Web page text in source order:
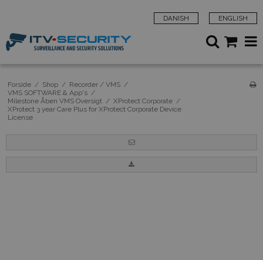
DANISH ENGLISH
Forside / Shop / Recorder / VMS /
VMS SOFTWARE & App's /
Milestone Åben VMS Oversigt / XProtect Corporate /
XProtect 3 year Care Plus for XProtect Corporate Device
License